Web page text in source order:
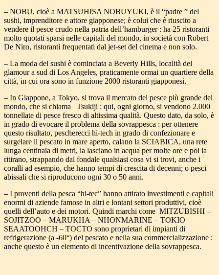
– NOBU, cioè a MATSUHISA NOBUYUKI, è il “padre ” del
sushi, imprenditore e attore giapponese; è colui che è riuscito a
vendere il pesce crudo nella patria dell’hamburger : ha 25 ristoranti
molto quotati sparsi nelle capitali del mondo, in società con Robert
De Niro, ristoranti frequentati dal jet-set del cinema e non solo.
– La moda del sushi è cominciata a Beverly Hills, località del
glamour a sud di Los Angeles, praticamente ormai un quartiere della
città, in cui ora sono in funzione 2000 ristoranti giapponesi.
– In Giappone, a Tokyo, si trova il mercato del pesce più grande del
mondo, che si chiama Tsukiji : qui, ogni giorno, si vendono 2.000
tonnellate di pesce fresco di altissima qualità. Questo dato, da solo, è
in grado di evocare il problema della sovrappesca : per ottenere
questo risultato, pescherecci hi-tech in grado di confezionare e
surgelare il pescato in mare aperto, calano la SCIABICA, una rete
lunga centinaia di metri, la lasciano in acqua per molte ore e poi la
ritirano, strappando dal fondale qualsiasi cosa vi si trovi, anche i
coralli ad esempio, che hanno tempi di crescita di decenni; o pesci
abissali che si riproducono ogni 30 o 50 anni.
– I proventi della pesca “hi-tec” hanno attirato investimenti e capitali
enormi di aziende famose in altri e lontani settori produttivi, cioè
quelli dell’auto e dei motori. Quindi marchi come MITZUBISHI –
SOJITZOO – MARUKHA – NHONMARINE – TOKIO
SEAATOOHCH – TOCTO sono proprietari di impianti di
refrigerazione (a -60°) del pescato e nella sua commercializzazione :
anche questo è un elemento di incentivazione della sovrappesca.